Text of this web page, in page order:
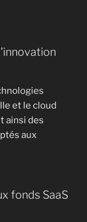
et le cloud
ainsi des
aux
fonds SaaS